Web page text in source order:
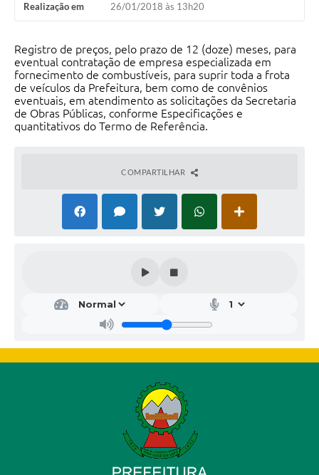
Realização em 26/01/2018 às 13h20
Registro de preços, pelo prazo de 12 (doze) meses, para
eventual contratação de empresa especializada em
fornecimento de combustíveis, para suprir toda a frota
de veículos da Prefeitura, bem como de convênios
eventuais, em atendimento as solicitações da Secretaria
de Obras Públicas, conforme Especificações e
quantitativos do Termo de Referência.
COMPARTILHAR